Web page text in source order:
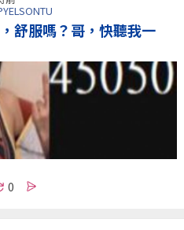
舒服嗎？哥，快聽我一
0